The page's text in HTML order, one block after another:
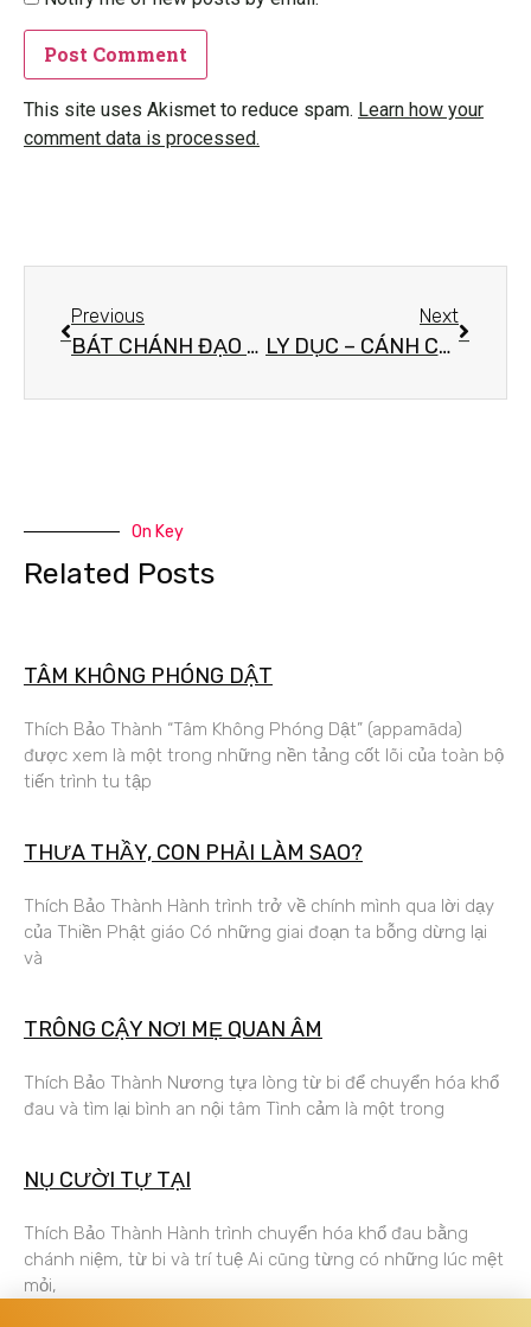
This site uses Akismet to reduce spam. Learn how your
comment data is processed.
Previous
BÁT CHÁNH ĐẠO – CON ĐƯỜNG GIẢI THOÁT TRONG TÂM
Next
LY DỤC – CÁNH CỬA ĐẦU TIÊN CỦA GIẢI THOÁT
On Key
Related Posts
TÂM KHÔNG PHÓNG DẬT
Thích Bảo Thành “Tâm Không Phóng Dật” (appamāda)
được xem là một trong những nền tảng cốt lõi của toàn bộ
tiến trình tu tập
THƯA THẦY, CON PHẢI LÀM SAO?
Thích Bảo Thành Hành trình trở về chính mình qua lời dạy
của Thiền Phật giáo Có những giai đoạn ta bỗng dừng lại
và
TRÔNG CẬY NƠI MẸ QUAN ÂM
Thích Bảo Thành Nương tựa lòng từ bi để chuyển hóa khổ
đau và tìm lại bình an nội tâm Tình cảm là một trong
NỤ CƯỜI TỰ TẠI
Thích Bảo Thành Hành trình chuyển hóa khổ đau bằng
chánh niệm, từ bi và trí tuệ Ai cũng từng có những lúc mệt
mỏi,